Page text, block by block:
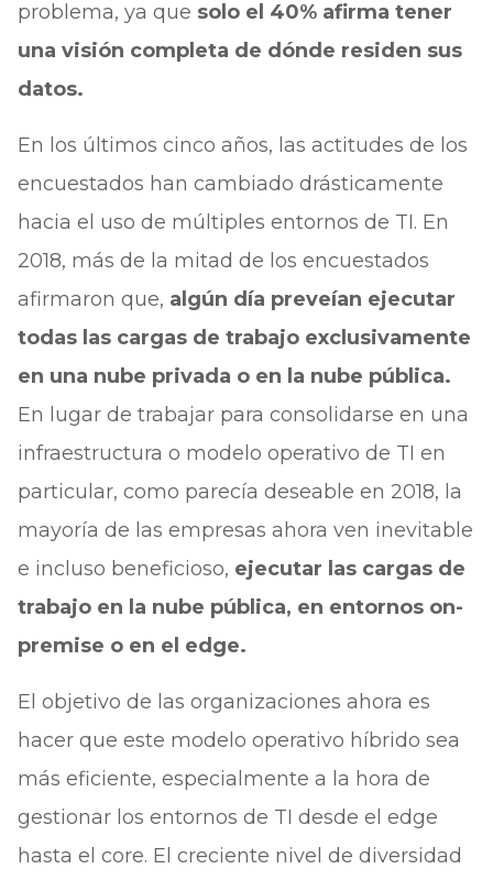
problema, ya que solo el 40% afirma tener
una visión completa de dónde residen sus
datos.
En los últimos cinco años, las actitudes de los
encuestados han cambiado drásticamente
hacia el uso de múltiples entornos de TI. En
2018, más de la mitad de los encuestados
afirmaron que, algún día preveían ejecutar
todas las cargas de trabajo exclusivamente
en una nube privada o en la nube pública.
En lugar de trabajar para consolidarse en una
infraestructura o modelo operativo de TI en
particular, como parecía deseable en 2018, la
mayoría de las empresas ahora ven inevitable
e incluso beneficioso, ejecutar las cargas de
trabajo en la nube pública, en entornos on-
premise o en el edge.
El objetivo de las organizaciones ahora es
hacer que este modelo operativo híbrido sea
más eficiente, especialmente a la hora de
gestionar los entornos de TI desde el edge
hasta el core. El creciente nivel de diversidad